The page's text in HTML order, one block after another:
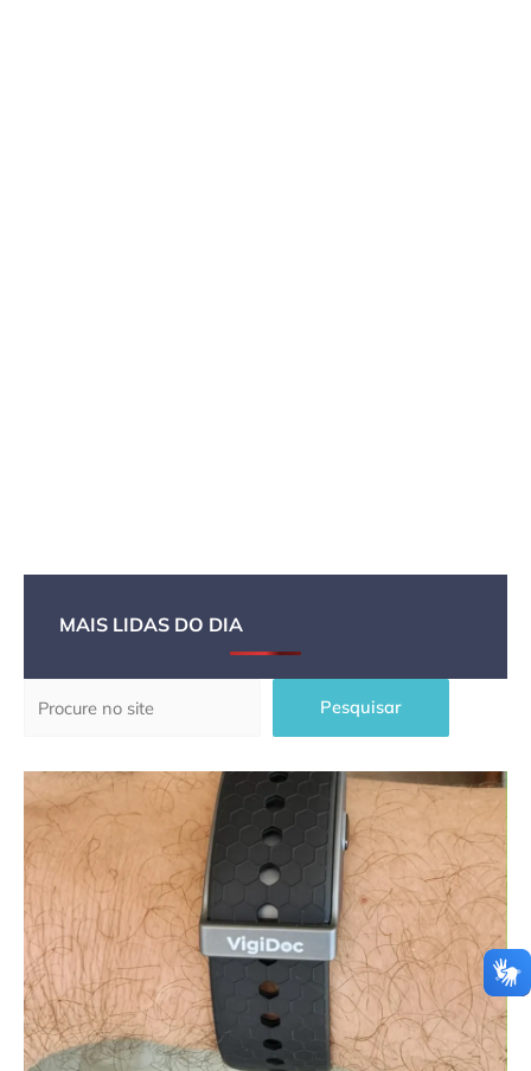
MAIS LIDAS DO DIA
Pesquisar